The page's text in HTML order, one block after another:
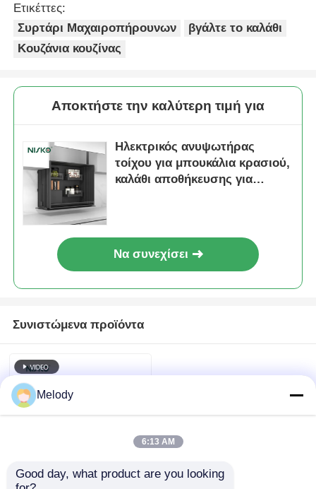
εμπορευματοκιβώτιο ρυζιού
Ετικέττες:
Συρτάρι Μαχαιροπήρουνων
βγάλτε το καλάθι
Κουζάνια κουζίνας
Αποκτήστε την καλύτερη τιμή για
Ηλεκτρικός ανυψωτήρας
τοίχου για μπουκάλια κρασιού,
καλάθι αποθήκευσης για
Να συνεχίσει
Συνιστώμενα προϊόντα
Melody
6:13 AM
Good day, what product are you looking